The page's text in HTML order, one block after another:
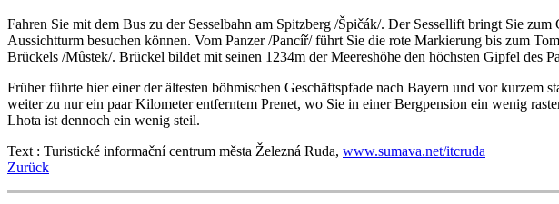
Fahren Sie mit dem Bus zu der Sesselbahn am Spitzberg /Špičák/. Der Sessellift bringt Sie
Aussichtturm besuchen können. Vom Panzer /Pancíř/ führt Sie die rote Markierung bis zum
Brückels /Můstek/. Brückel bildet mit seinen 1234m der Meereshöhe den höchsten Gipfel des
Früher führte hier einer der ältesten böhmischen Geschäftspfade nach Bayern und vor
weiter zu nur ein paar Kilometer entferntem Prenet, wo Sie in einer Bergpension ein wenig
Lhota ist dennoch ein wenig steil.
Text : Turistické informační centrum města Železná Ruda, www.sumava.net/itcruda
Zurück